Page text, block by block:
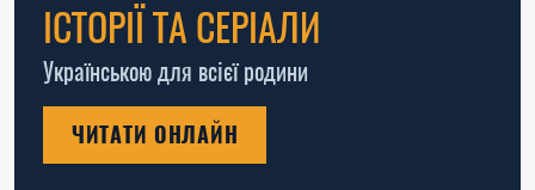
ІСТОРІЇ ТА СЕРІАЛИ
Українською для всієї родини
ЧИТАТИ ОНЛАЙН